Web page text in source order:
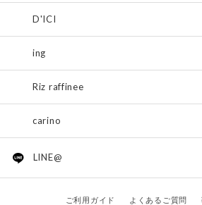
D'ICI
ing
Riz raffinee
carino
LINE@
ご利用ガイド よくあるご質問